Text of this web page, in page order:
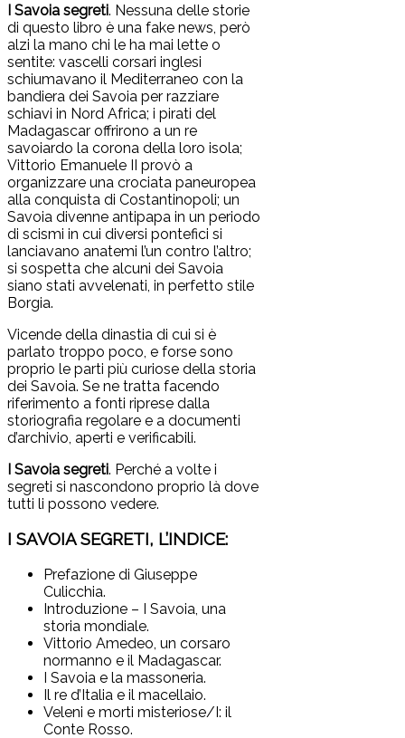
I Savoia segreti. Nessuna delle storie
di questo libro è una fake news, però
alzi la mano chi le ha mai lette o
sentite: vascelli corsari inglesi
schiumavano il Mediterraneo con la
bandiera dei Savoia per razziare
schiavi in Nord Africa; i pirati del
Madagascar offrirono a un re
savoiardo la corona della loro isola;
Vittorio Emanuele II provò a
organizzare una crociata paneuropea
alla conquista di Costantinopoli; un
Savoia divenne antipapa in un periodo
di scismi in cui diversi pontefici si
lanciavano anatemi l’un contro l’altro;
si sospetta che alcuni dei Savoia
siano stati avvelenati, in perfetto stile
Borgia.
Vicende della dinastia di cui si è
parlato troppo poco, e forse sono
proprio le parti più curiose della storia
dei Savoia. Se ne tratta facendo
riferimento a fonti riprese dalla
storiografia regolare e a documenti
d’archivio, aperti e verificabili.
I Savoia segreti. Perché a volte i
segreti si nascondono proprio là dove
tutti li possono vedere.
I SAVOIA SEGRETI, L’INDICE:
Prefazione di Giuseppe
Culicchia.
Introduzione – I Savoia, una
storia mondiale.
Vittorio Amedeo, un corsaro
normanno e il Madagascar.
I Savoia e la massoneria.
Il re d’Italia e il macellaio.
Veleni e morti misteriose/I: il
Conte Rosso.